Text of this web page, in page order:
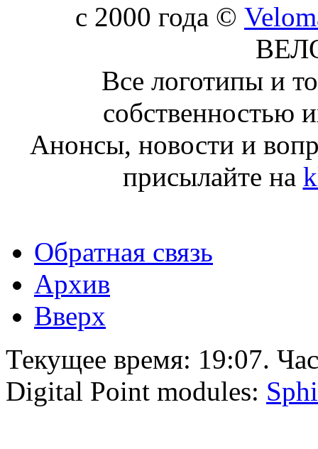
c 2000 года ©
Все логотипы и
собственностью
Анонсы, новости и
присылайте на
Обратная связь
Архив
Вверх
Текущее время: 19:07.
Digital Point modules: